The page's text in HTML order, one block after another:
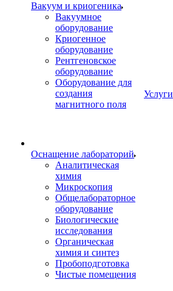
Вакуум и криогеника
Вакуумное
оборудование
Криогенное
оборудование
Рентгеновское
оборудование
Оборудование для
создания
магнитного поля
Оснащение лабораторий
Аналитическая
химия
Микроскопия
Общелабораторное
оборудование
Биологические
исследования
Органическая
химия и синтез
Пробоподготовка
Чистые помещения
Услуги